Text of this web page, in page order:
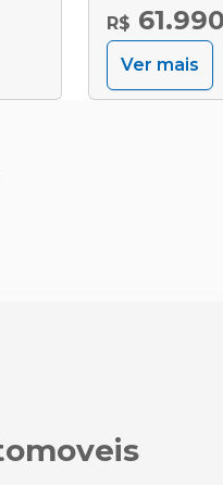
R$ 61.990
Ver mais